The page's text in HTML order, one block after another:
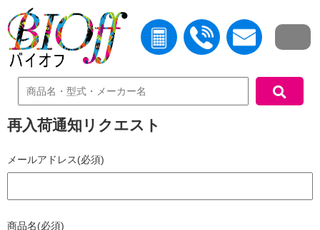
中古機器検索
再入荷通知リクエスト
メールアドレス(必須)
商品名(必須)